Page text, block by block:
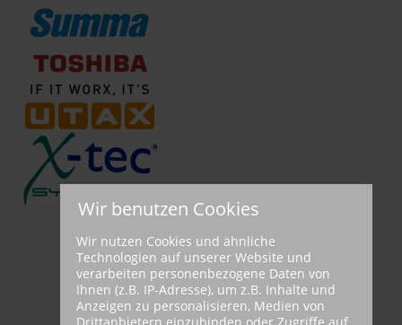
Wir benutzen Cookies
Wir nutzen Cookies und ähnliche
Technologien auf unserer Website und
verarbeiten personenbezogene Daten von
Ihnen (z.B. IP-Adresse), um z.B. Inhalte und
Anzeigen zu personalisieren, Medien von
Drittanbietern einzubinden oder Zugriffe auf